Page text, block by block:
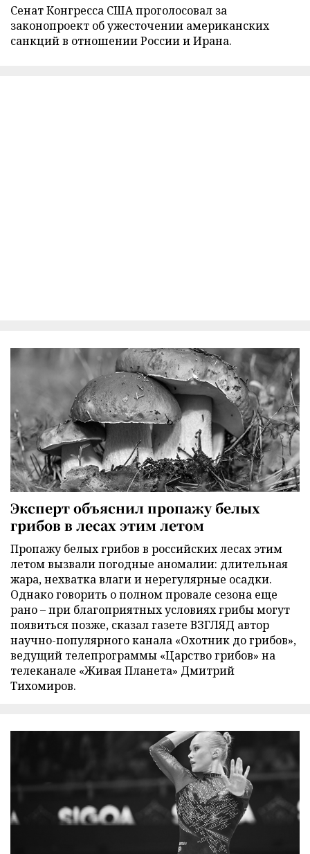
Сенат Конгресса США проголосовал за
законопроект об ужесточении американских
санкций в отношении России и Ирана.
Эксперт объяснил пропажу белых
грибов в лесах этим летом
Пропажу белых грибов в российских лесах этим
летом вызвали погодные аномалии: длительная
жара, нехватка влаги и нерегулярные осадки.
Однако говорить о полном провале сезона еще
рано – при благоприятных условиях грибы могут
появиться позже, сказал газете ВЗГЛЯД автор
научно-популярного канала «Охотник до грибов»,
ведущий телепрограммы «Царство грибов» на
телеканале «Живая Планета» Дмитрий
Тихомиров.